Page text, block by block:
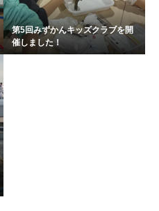
第5回みずかんキッズクラブを開
催しました！